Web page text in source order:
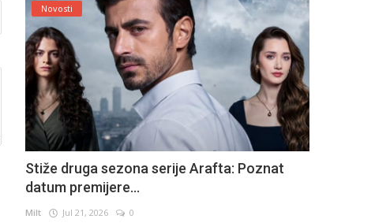
Novosti
Stiže druga sezona serije Arafta: Poznat
datum premijere...
Milt Jul 21, 2026 0